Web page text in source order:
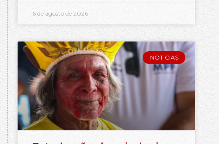
6 de agosto de 2026
NOTÍCIAS